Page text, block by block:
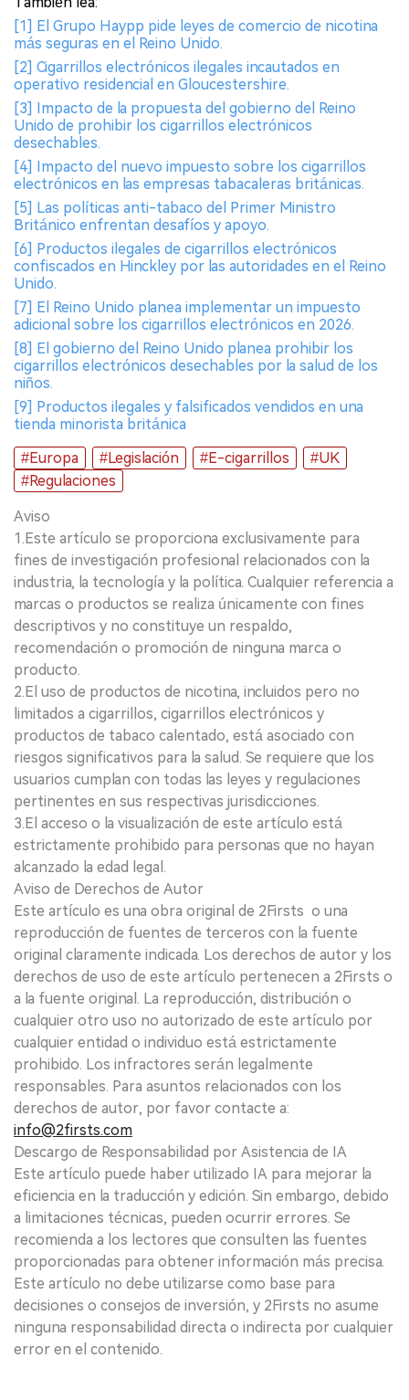
[1] El Grupo Haypp pide leyes de comercio de nicotina
más seguras en el Reino Unido.
[2] Cigarrillos electrónicos ilegales incautados en
operativo residencial en Gloucestershire.
[3] Impacto de la propuesta del gobierno del Reino
Unido de prohibir los cigarrillos electrónicos
desechables.
[4] Impacto del nuevo impuesto sobre los cigarrillos
electrónicos en las empresas tabacaleras británicas.
[5] Las políticas anti-tabaco del Primer Ministro
Británico enfrentan desafíos y apoyo.
[6] Productos ilegales de cigarrillos electrónicos
confiscados en Hinckley por las autoridades en el Reino
Unido.
[7] El Reino Unido planea implementar un impuesto
adicional sobre los cigarrillos electrónicos en 2026.
[8] El gobierno del Reino Unido planea prohibir los
cigarrillos electrónicos desechables por la salud de los
niños.
[9] Productos ilegales y falsificados vendidos en una
tienda minorista británica
#Europa
#Legislación #E-cigarrillos
#UK
#Regulaciones
Aviso
1.Este artículo se proporciona exclusivamente para
fines de investigación profesional relacionados con la
industria, la tecnología y la política. Cualquier referencia a
marcas o productos se realiza únicamente con fines
descriptivos y no constituye un respaldo,
recomendación o promoción de ninguna marca o
producto.
2.El uso de productos de nicotina, incluidos pero no
limitados a cigarrillos, cigarrillos electrónicos y
productos de tabaco calentado, está asociado con
riesgos significativos para la salud. Se requiere que los
usuarios cumplan con todas las leyes y regulaciones
pertinentes en sus respectivas jurisdicciones.
3.El acceso o la visualización de este artículo está
estrictamente prohibido para personas que no hayan
alcanzado la edad legal.
Aviso de Derechos de Autor
Este artículo es una obra original de 2Firsts o una
reproducción de fuentes de terceros con la fuente
original claramente indicada. Los derechos de autor y los
derechos de uso de este artículo pertenecen a 2Firsts o
a la fuente original. La reproducción, distribución o
cualquier otro uso no autorizado de este artículo por
cualquier entidad o individuo está estrictamente
prohibido. Los infractores serán legalmente
responsables. Para asuntos relacionados con los
derechos de autor, por favor contacte a:
info@2firsts.com
Descargo de Responsabilidad por Asistencia de IA
Este artículo puede haber utilizado IA para mejorar la
eficiencia en la traducción y edición. Sin embargo, debido
a limitaciones técnicas, pueden ocurrir errores. Se
recomienda a los lectores que consulten las fuentes
proporcionadas para obtener información más precisa.
Este artículo no debe utilizarse como base para
decisiones o consejos de inversión, y 2Firsts no asume
ninguna responsabilidad directa o indirecta por cualquier
error en el contenido.